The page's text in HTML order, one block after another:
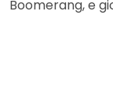
Boomerang, e